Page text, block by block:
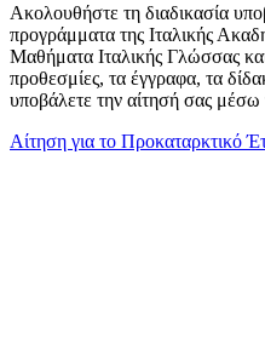
Ακολουθήστε τη διαδικασία
προγράμματα της Ιταλικής
Μαθήματα Ιταλικής Γλώσσας
προθεσμίες, τα έγγραφα, τα
υποβάλετε την αίτησή σας
Αίτηση για το Προκαταρκτικό